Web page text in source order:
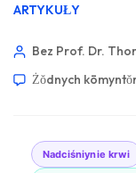
ARTYKUŁY
Bez Prof. Dr.
Żŏdnych
Nadciśniynie krwi